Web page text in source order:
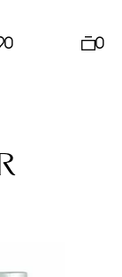
0 0